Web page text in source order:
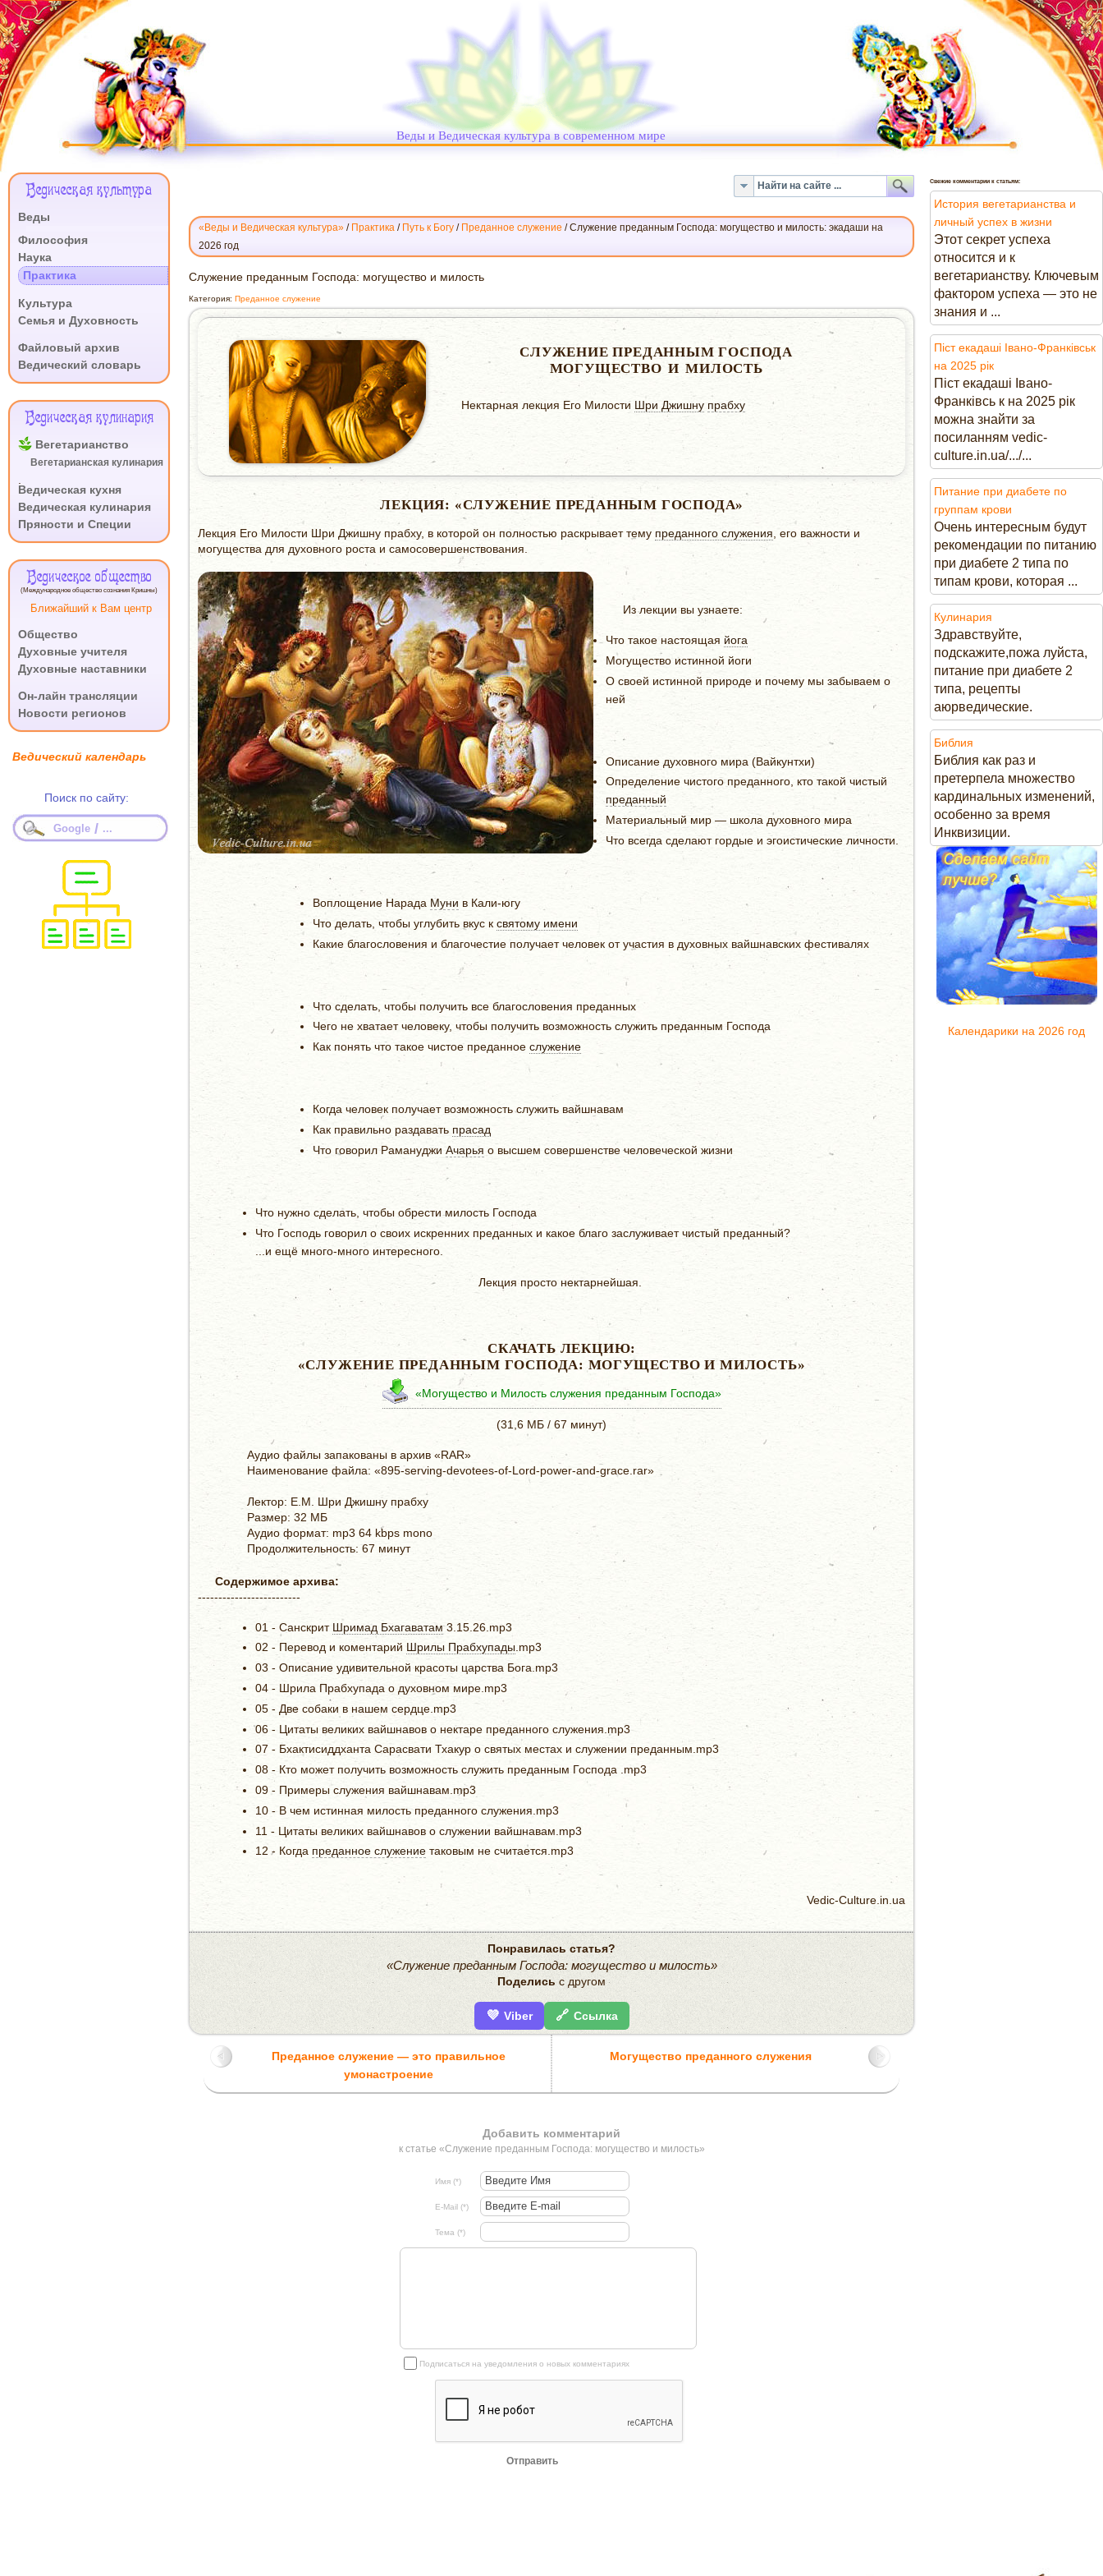
Веды и Ведическая культура в современном мире
«Веды и Ведическая культура» / Практика / Путь к Богу / Преданное служение /Служение преданным Господа: могущество и милость: экадаши на
2026 год
СЛУЖЕНИЕ
ПРЕДАННЫМ
ГОСПОДА:
МОГУЩЕСТВО
МИЛОСТЬ
Служение преданным Господа: могущество и милость
Категория: Преданное служение
СЛУЖЕНИЕ ПРЕДАННЫМ ГОСПОДА
МОГУЩЕСТВО И МИЛОСТЬ
Нектарная лекция Его Милости Шри Джишну прабху
ЛЕКЦИЯ: «СЛУЖЕНИЕ ПРЕДАННЫМ ГОСПОДА»
Лекция Его Милости Шри Джишну прабху, в которой он полностью раскрывает тему преданного служения , его важности и
могущества для духовного роста и самосовершенствования.
Из лекции вы узнаете:
Что такое настоящая йога
Могущество истинной йоги
О своей истинной природе и почему мы забываем о
ней
Описание духовного мира (Вайкунтхи)
Определение чистого преданного, кто такой чистый
преданный
Материальный мир — школа духовного мира
Что всегда сделают гордые и эгоистические личности.
Воплощение Нарада Муни в Кали-югу
Что делать, чтобы углубить вкус к святому имени
Какие благословения и благочестие получает человек от участия в духовных вайшнавских фестивалях
Что сделать, чтобы получить все благословения преданных
Чего не хватает человеку, чтобы получить возможность служить преданным Господа
Как понять что такое чистое преданное служение
Когда человек получает возможность служить вайшнавам
Как правильно раздавать прасад
Что говорил Рамануджи Ачарья о высшем совершенстве человеческой жизни
Что нужно сделать, чтобы обрести милость Господа
Что Господь говорил о своих искренних преданных и какое благо заслуживает чистый преданный?
...и ещё много-много интересного.
Лекция просто нектарнейшая.
СКАЧАТЬ ЛЕКЦИЮ:
«СЛУЖЕНИЕ ПРЕДАННЫМ ГОСПОДА: МОГУЩЕСТВО И МИЛОСТЬ»
«Могущество и Милость служения преданным Господа»
(31,6 МБ / 67 минут)
Аудио файлы запакованы в архив «RAR»
Наименование файла: «895-serving-devotees-of-Lord-power-and-grace.rar»
Лектор: Е.М. Шри Джишну прабху
Размер: 32 МБ
Аудио формат: mp3 64 kbps mono
Продолжительность: 67 минут
Содержимое архива:
-------------------------
01 - Санскрит Шримад Бхагаватам3.15.26.mp3
02 - Перевод и коментарий Шрилы Прабхупады.mp3
03 - Описание удивительной красоты царства Бога.mp3
04 - Шрила Прабхупада о духовном мире.mp3
05 - Две собаки в нашем сердце.mp3
06 - Цитаты великих вайшнавов о нектаре преданного служения.mp3
07 - Бхактисиддханта Сарасвати Тхакур о святых местах и служении преданным.mp3
08 - Кто может получить возможность служить преданным Господа .mp3
09 - Примеры служения вайшнавам.mp3
10 - В чем истинная милость преданного служения.mp3
11 - Цитаты великих вайшнавов о служении вайшнавам.mp3
12 - Когда преданное служение таковым не считается.mp3
Vedic-Culture.in.ua
Понравилась статья?
«Служение преданным Господа: могущество и милость»
Поделись с другом
💜 Viber 🔗 Ссылка
Преданное служение — это правильное
умонастроение
Могущество преданного служения
Добавить комментарий
к статье «Служение преданным Господа: могущество и милость»
Имя (*)
E-Mail (*)
Тема (*)
Подписаться на уведомления о новых комментариях
Отправить
Меню
Ведическая культура
Веды
Философия
Наука
Практика
Культура
Семья и Духовность
Файловый архив
Ведический словарь
Ведическая кулинария
Вегетарианство
Вегетарианская кулинария
Ведическая кухня
Ведическая кулинария
Пряности и Специи
Ведическое общество
(Международное общество сознания Кришны)
Ближайший к Вам центр
Общество
Духовные учителя
Духовные наставники
Он-лайн трансляции
Новости регионов
Ведический календарь
Поиск по сайту:
Google / ...
Свежие комментарии к статьям:
История вегетарианства и
личный успех в жизни
Этот секрет успеха
относится и к
вегетарианству. Ключевым
фактором успеха — это не
знания и ...
Піст екадаші Івано-Франківськ
на 2025 рік
Піст екадаші Івано-
Франківсь к на 2025 рік
можна знайти за
посиланням vedic-
culture.in.ua/.../...
Питание при диабете по
группам крови
Очень интересным будут
рекомендации по питанию
при диабете 2 типа по
типам крови, которая ...
Кулинария
Здравствуйте,
подскажите,пожа луйста,
питание при диабете 2
типа, рецепты
аюрведические.
Библия
Библия как раз и
претерпела множество
кардинальных изменений,
особенно за время
Инквизиции.
Календарики на 2026 год